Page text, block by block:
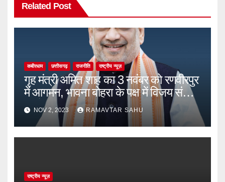
Related Post
कबीरधाम छत्तीसगढ़ राजनीति राष्ट्रीय न्यूज़
गृह मंत्री अमित शाह का 3 नवंबर को रणवीरपुर
में आगमन, भावना बोहरा के पक्ष में विजय संकल्प
महारैली को करेंगे संबोधित
NOV 2, 2023 RAMAVTAR SAHU
राष्ट्रीय न्यूज़